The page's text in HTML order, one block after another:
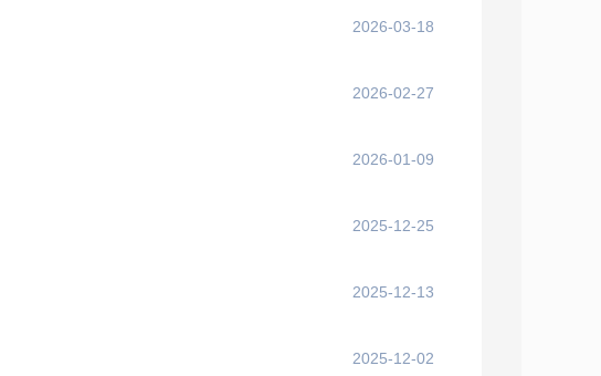
2026-03-18
2026-02-27
2026-01-09
2025-12-25
2025-12-13
2025-12-02